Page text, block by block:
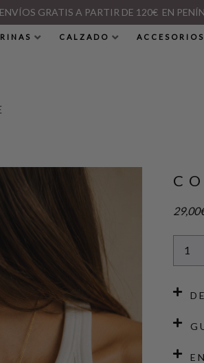
ENVÍOS GRATIS A PARTIR DE 120€ EN
CALZADO ACCESORIOS
29,00